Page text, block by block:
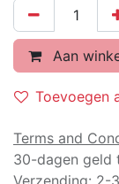
Aan
Toevoegen
Terms and
30-dagen geld
Verzending: 2-